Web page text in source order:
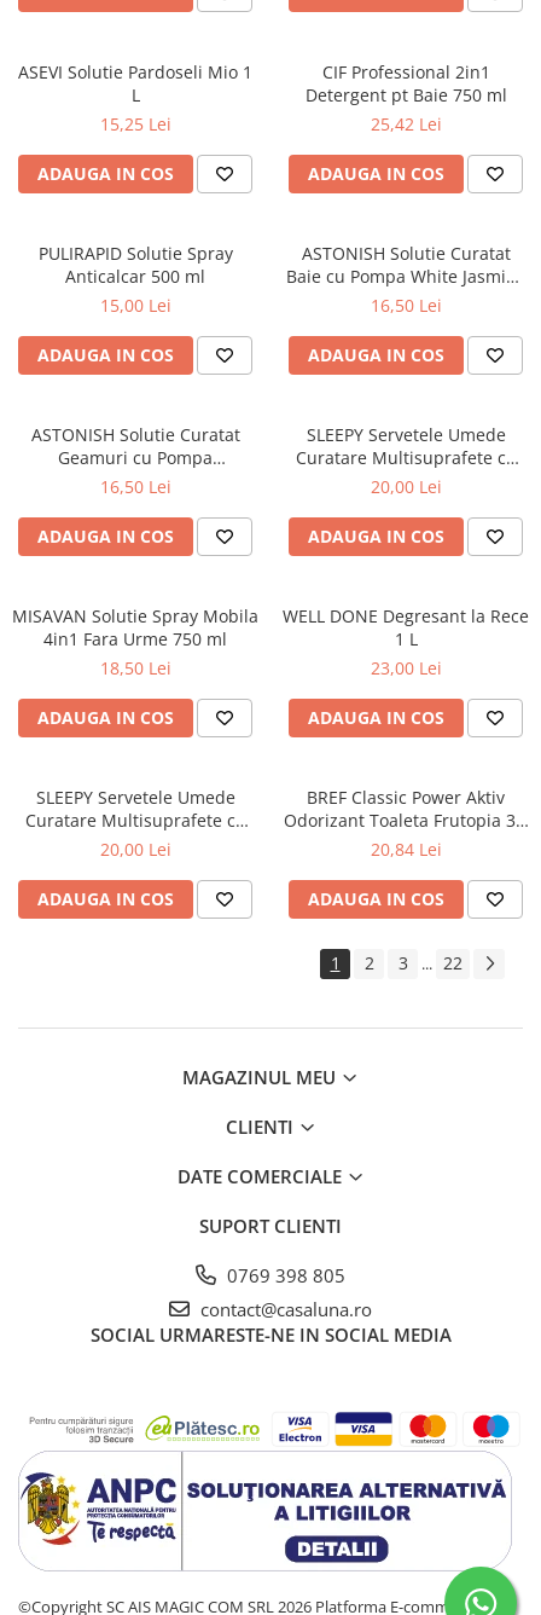
ASEVI Solutie Pardoseli Mio 1
L
15,25 Lei
ADAUGA IN COS
CIF Professional 2in1
Detergent pt Baie 750 ml
25,42 Lei
ADAUGA IN COS
PULIRAPID Solutie Spray
Anticalcar 500 ml
15,00 Lei
ADAUGA IN COS
ASTONISH Solutie Curatat
Baie cu Pompa White Jasmine
& Basil 750 ml
16,50 Lei
ADAUGA IN COS
ASTONISH Solutie Curatat
Geamuri cu Pompa
Eucalyptus & Lemon 750 ml
16,50 Lei
ADAUGA IN COS
SLEEPY Servetele Umede
Curatare Multisuprafete cu
Bicarbonat, Otet Alb, Eucalipt
20,00 Lei
ADAUGA IN COS
MISAVAN Solutie Spray Mobila
4in1 Fara Urme 750 ml
18,50 Lei
ADAUGA IN COS
WELL DONE Degresant la Rece
1 L
23,00 Lei
ADAUGA IN COS
SLEEPY Servetele Umede
Curatare Multisuprafete cu
Bicarbonat, Otet Alb, Lilium
20,00 Lei
ADAUGA IN COS
BREF Classic Power Aktiv
Odorizant Toaleta Frutopia 3 x
50 g
20,84 Lei
ADAUGA IN COS
1 2 3 ... 22
MAGAZINUL MEU
CLIENTI
DATE COMERCIALE
SUPORT CLIENTI
0769 398 805
contact@casaluna.ro
SOCIAL URMARESTE-NE IN SOCIAL MEDIA
©Copyright SC AIS MAGIC COM SRL 2026 Platforma E-commerce by